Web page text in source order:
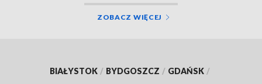
ZOBACZ WIĘCEJ
BIAŁYSTOK / BYDGOSZCZ / GDAŃSK /